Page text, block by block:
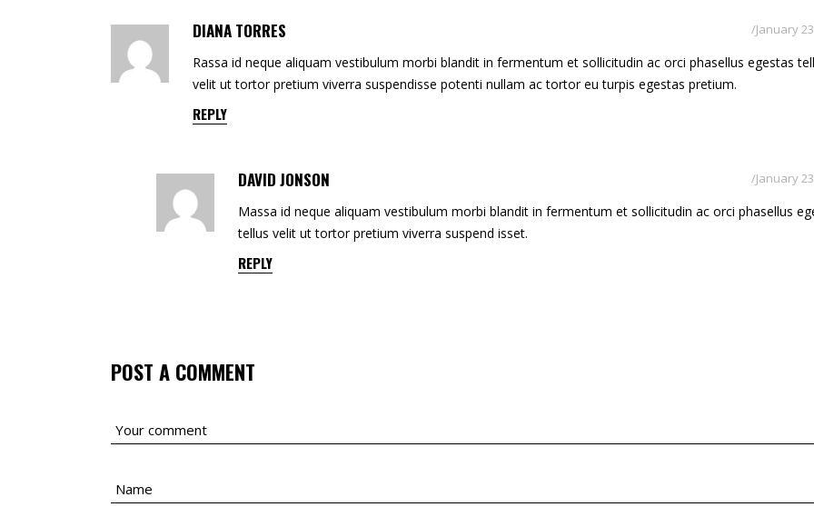
January
DIANA TORRES
Rassa id neque aliquam vestibulum morbi blandit in fermentum et sollicitudin ac orci phasellus egestas
velit ut tortor pretium viverra suspendisse potenti nullam ac tortor eu turpis egestas pretium.
REPLY
January
DAVID JONSON
Massa id neque aliquam vestibulum morbi blandit in fermentum et sollicitudin ac orci phasellus
tellus velit ut tortor pretium viverra suspend isset.
REPLY
POST A COMMENT